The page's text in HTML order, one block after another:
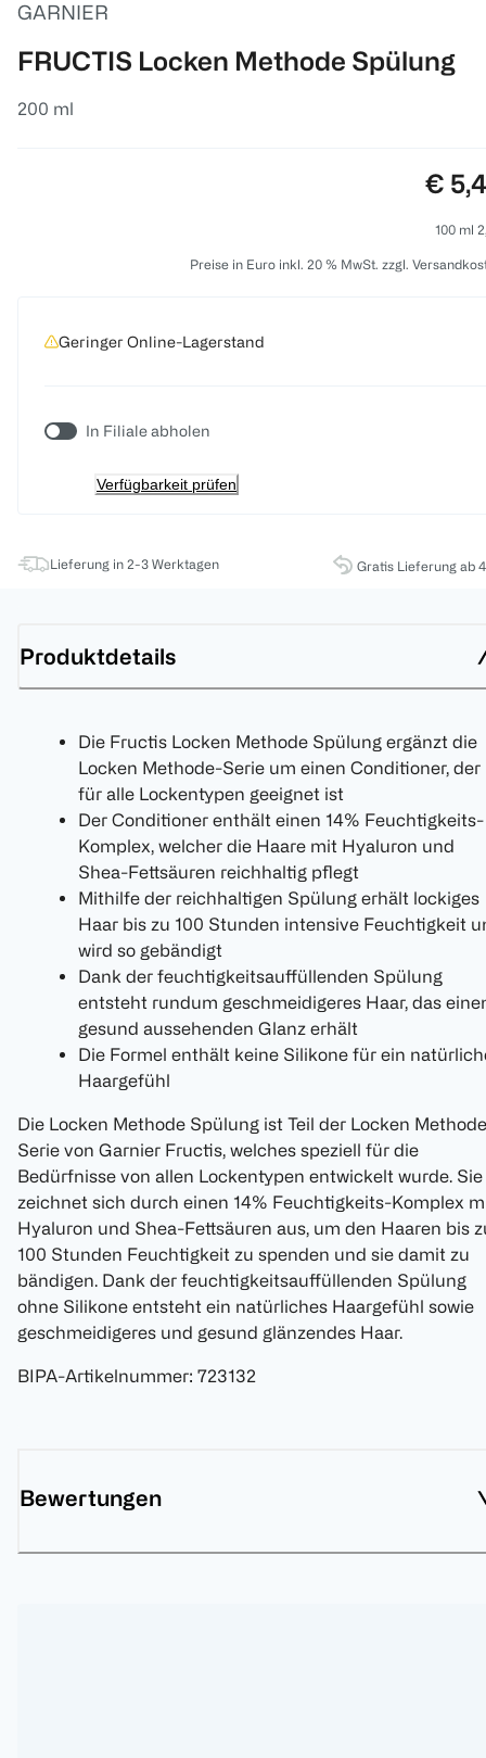
GARNIER
FRUCTIS Locken Methode Spülung
200 ml
€
100 ml
Preise in Euro inkl. 20 % MwSt. zzgl.
Geringer Online-Lagerstand
In Filiale abholen
Verfügbarkeit prüfen
Lieferung in 2-3 Werktagen Gratis Lieferung ab
Produktdetails
Die Fructis Locken Methode Spülung ergänzt die
Locken Methode-Serie um einen Conditioner, der
für alle Lockentypen geeignet ist
Der Conditioner enthält einen 14% Feuchtigkeits-
Komplex, welcher die Haare mit Hyaluron und
Shea-Fettsäuren reichhaltig pflegt
Mithilfe der reichhaltigen Spülung erhält lockiges
Haar bis zu 100 Stunden intensive Feuchtigkeit
wird so gebändigt
Dank der feuchtigkeitsauffüllenden Spülung
entsteht rundum geschmeidigeres Haar, das
gesund aussehenden Glanz erhält
Die Formel enthält keine Silikone für ein
Haargefühl
Die Locken Methode Spülung ist Teil der Locken
Serie von Garnier Fructis, welches speziell für die
Bedürfnisse von allen Lockentypen entwickelt wurde. Sie
zeichnet sich durch einen 14% Feuchtigkeits-Komplex
Hyaluron und Shea-Fettsäuren aus, um den Haaren bis
100 Stunden Feuchtigkeit zu spenden und sie damit zu
bändigen. Dank der feuchtigkeitsauffüllenden Spülung
ohne Silikone entsteht ein natürliches Haargefühl sowie
geschmeidigeres und gesund glänzendes Haar.
BIPA-Artikelnummer: 723132
Bewertungen